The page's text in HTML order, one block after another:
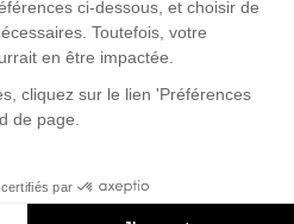
professionnels du
tourisme
de confidentialité
d'achat en ligne
DES BEAUX-ARTS DU